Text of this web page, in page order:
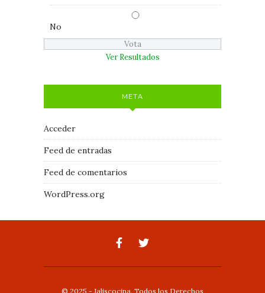
No
Ver Resultados
META
Acceder
Feed de entradas
Feed de comentarios
WordPress.org
© 2025 - Jaliscocina. Todos los Derechos